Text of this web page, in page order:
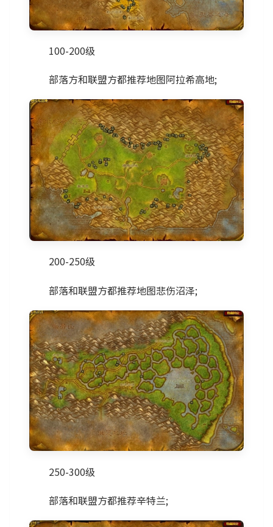
100-200级
部落方和联盟方都推荐地图阿拉希高地;
200-250级
部落和联盟方都推荐地图悲伤沼泽;
250-300级
部落和联盟方都推荐辛特兰;